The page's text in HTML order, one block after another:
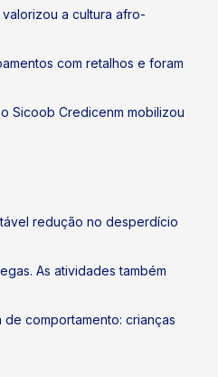
a cultura afro-
com retalhos e foram
Sicoob Credicenm mobilizou
redução no desperdício
As atividades também
comportamento: crianças